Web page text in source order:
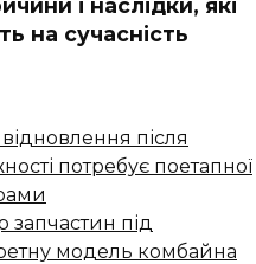
і наслідки, які
на сучасність
після
потребує поетапної
запчастин під
модель комбайна